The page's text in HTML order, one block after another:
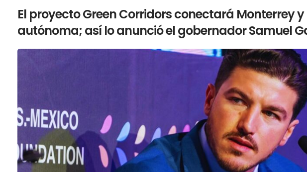
El proyecto Green Corridors conectará Monterrey
autónoma; así lo anunció el gobernador Samuel